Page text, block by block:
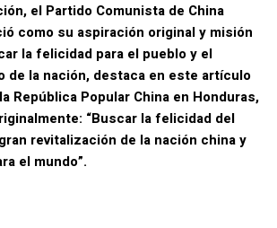
el Partido Comunista de China
como su aspiración original y misión
la felicidad para el pueblo y el
de la nación, destaca en este artículo
República Popular China en Honduras,
“Buscar la felicidad del
revitalización de la nación china y
el mundo”.